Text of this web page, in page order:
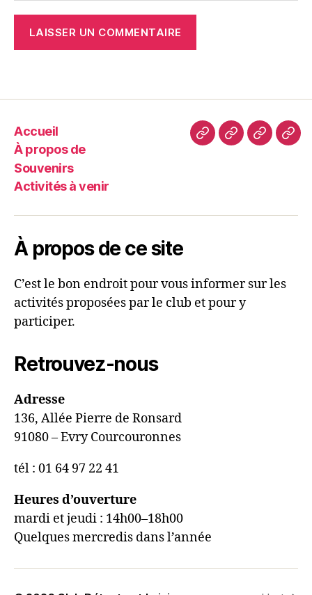
Accueil
À propos de
Souvenirs
Activités à venir
Accueil
À
À propos de ce site
C’est le bon endroit pour vous informer sur les
activités proposées par le club et pour y
participer.
Retrouvez-nous
Adresse
136, Allée Pierre de Ronsard
91080 – Evry Courcouronnes
tél : 01 64 97 22 41
Heures d’ouverture
mardi et jeudi : 14h00–18h00
Quelques mercredis dans l’année